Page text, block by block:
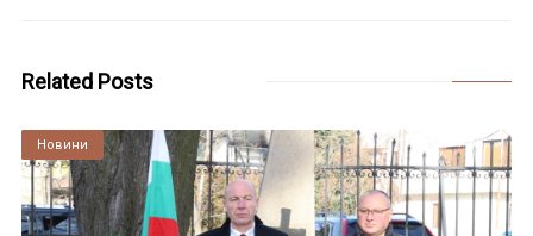
Related Posts
Култура
Новини